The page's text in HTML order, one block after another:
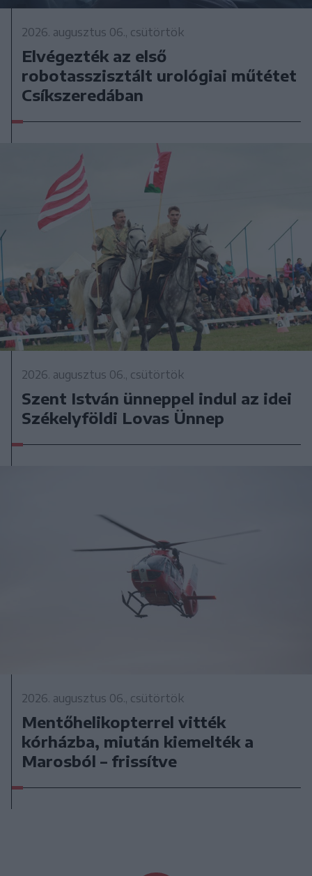
2026. augusztus 06., csütörtök
Elvégezték az első
robotasszisztált urológiai műtétet
Csíkszeredában
2026. augusztus 06., csütörtök
Szent István ünneppel indul az idei
Székelyföldi Lovas Ünnep
2026. augusztus 06., csütörtök
Mentőhelikopterrel vitték
kórházba, miután kiemelték a
Marosból – frissítve